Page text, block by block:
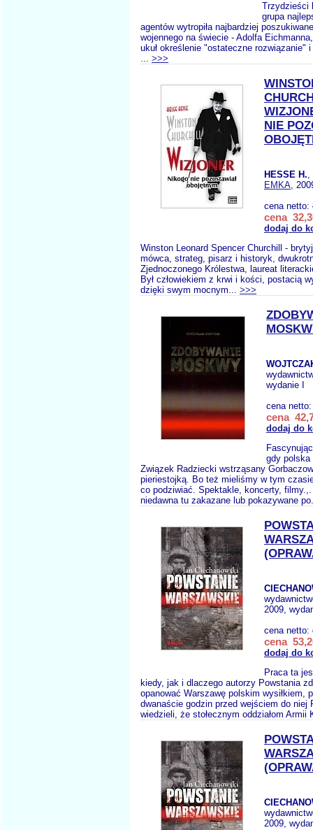
Trzydzieści
grupa
agentów wytropiła najbardziej
wojennego na świecie - Adolfa
ukuł określenie "ostateczne rozwiązanie"
... >>>
NIE
HESSE H.,
EMKA,
cena netto:
cena
dodaj do
Winston Leonard Spencer Churchill -
mówca, strateg, pisarz i historyk,
Zjednoczonego Królestwa, laureat
Był człowiekiem z krwi i kości, postacią
dzięki swym mocnym... >>>
wydanie I
cena
cena
dodaj do
gdy polska
Związek Radziecki wstrząsany
pieriestojką. Bo też mieliśmy w tym
co podziwiać. Spektakle, koncerty,
niedawna tu zakazane lub pokazywane
2009,
cena netto:
cena
dodaj do
Praca ta
kiedy, jak i dlaczego autorzy Powstania
opanować Warszawę polskim wysiłkiem,
dwanaście godzin przed wejściem do niej
wiedzieli, że stołecznym oddziałom Armii
2009,